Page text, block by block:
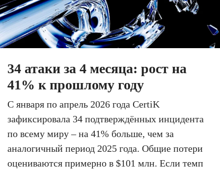
34 атаки за 4 месяца: рост на
41% к прошлому году
С января по апрель 2026 года CertiK
зафиксировала 34 подтверждённых инцидента
по всему миру – на 41% больше, чем за
аналогичный период 2025 года. Общие потери
оцениваются примерно в $101 млн. Если темп